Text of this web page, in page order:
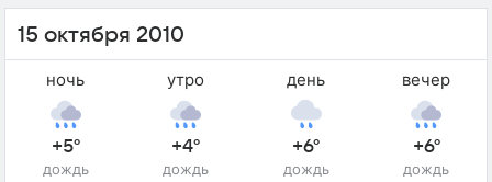
15 октября 2010
ночь
+5°
дождь
утро
+4°
дождь
день
+6°
дождь
вечер
+6°
дождь